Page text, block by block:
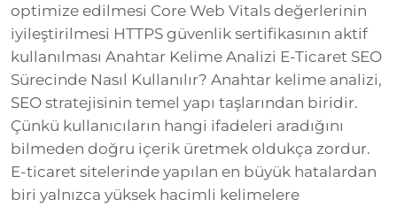
optimize edilmesi Core Web Vitals değerlerinin
iyileştirilmesi HTTPS güvenlik sertifikasının aktif
kullanılması Anahtar Kelime Analizi E-Ticaret SEO
Sürecinde Nasıl Kullanılır? Anahtar kelime analizi,
SEO stratejisinin temel yapı taşlarından biridir.
Çünkü kullanıcıların hangi ifadeleri aradığını
bilmeden doğru içerik üretmek oldukça zordur.
E-ticaret sitelerinde yapılan en büyük hatalardan
biri yalnızca yüksek hacimli kelimelere